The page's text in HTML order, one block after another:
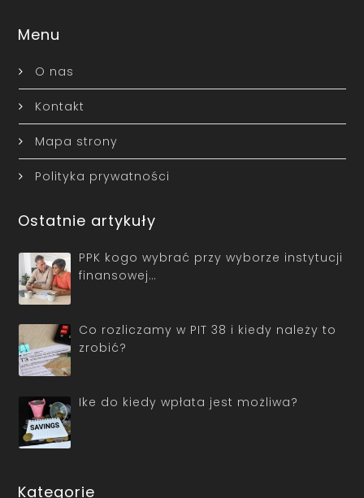
Menu
O nas
Kontakt
Mapa strony
Polityka prywatności
Ostatnie artykuły
PPK kogo wybrać przy wyborze instytucji
finansowej…
Co rozliczamy w PIT 38 i kiedy należy to
zrobić?
Ike do kiedy wpłata jest możliwa?
Kategorie